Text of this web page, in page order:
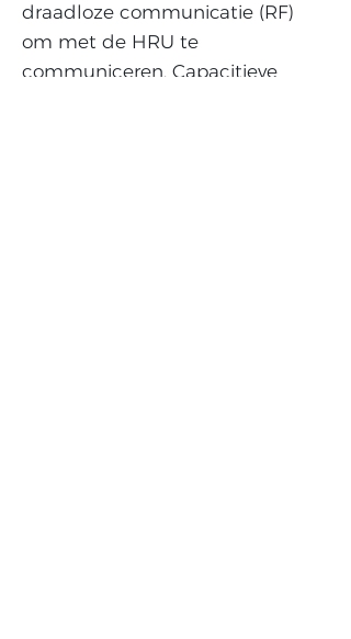
draadloze communicatie (RF)
om met de HRU te
communiceren. Capacitieve